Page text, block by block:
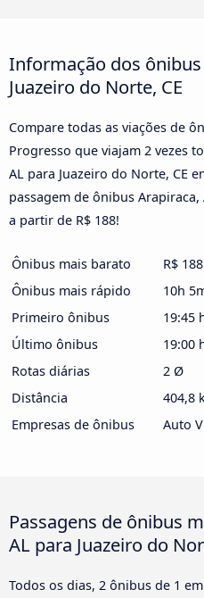
Informação dos ônibus
Juazeiro do Norte, CE
Compare todas as viações de
Progresso que viajam 2 vezes
AL para Juazeiro do Norte, CE
passagem de ônibus
a partir de R$ 188!
Ônibus mais barato
R$ 188
Ônibus mais rápido
10h
Primeiro ônibus
19:45
Último ônibus
19:00
Rotas diárias
2 Ø
Distância
404,8
Empresas de ônibus
Auto
Passagens de ônibus
AL para Juazeiro do
Todos os dias, 2 ônibus de 1